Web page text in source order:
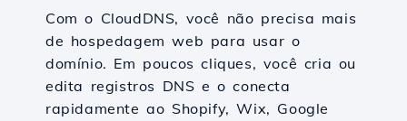
Com o CloudDNS, você não precisa mais
de hospedagem web para usar o
domínio. Em poucos cliques, você cria ou
edita registros DNS e o conecta
rapidamente ao Shopify, Wix, Google